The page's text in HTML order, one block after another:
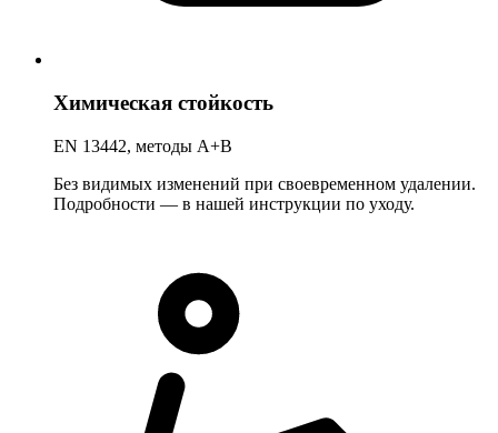
Химическая стойкость
EN 13442, методы A+B
Без видимых изменений при своевременном удалении.
Подробности — в нашей инструкции по уходу.